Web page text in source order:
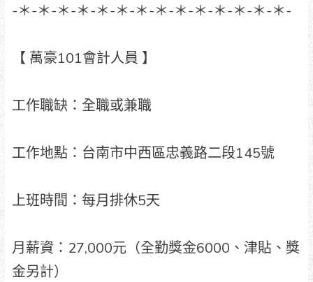
-＊-＊-＊-＊-＊-＊-＊-＊-＊-＊-＊-＊-＊-＊-
【 萬豪101會計人員 】
工作職缺：全職或兼職
工作地點：台南市中西區忠義路二段145號
上班時間：每月排休5天
月薪資：27,000元（全勤獎金6000、津貼、獎
金另計）